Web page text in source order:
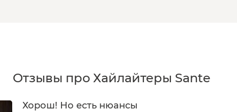
Отзывы про Хайлайтеры Sante
Хорош! Но есть нюансы